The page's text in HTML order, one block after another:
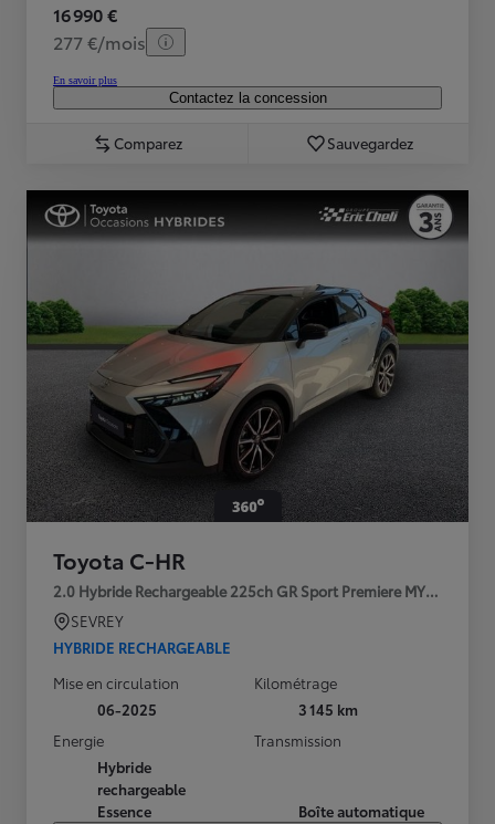
16 990 €
277 €/mois
En savoir plus
Contactez la concession
Comparez Sauvegardez
Toyota C-HR
2.0 Hybride Rechargeable 225ch GR Sport Premiere MY25
SEVREY
HYBRIDE RECHARGEABLE
Mise en circulation
06-2025
Kilométrage
3 145 km
Energie
Hybride
rechargeable
Essence
Transmission
Boîte automatique